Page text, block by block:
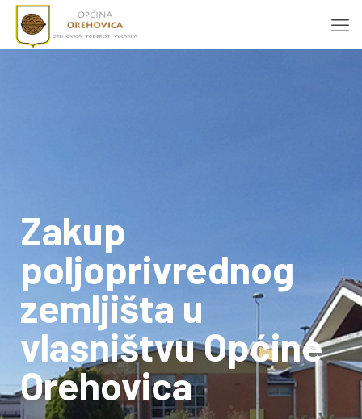
Zakup
poljoprivrednog
zemljišta u
vlasništvu Općine
Orehovica